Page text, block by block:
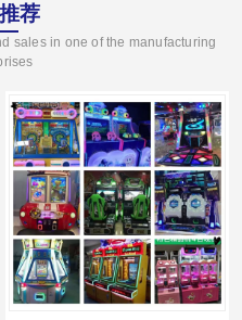
荐
sales in one of the manufacturing